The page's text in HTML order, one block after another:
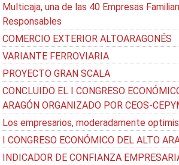
Multicaja, una de las 40 Empresas
Responsables
COMERCIO EXTERIOR ALTOARAGONÉS
VARIANTE FERROVIARIA
PROYECTO GRAN SCALA
CONCLUIDO EL I CONGRESO
ARAGÓN ORGANIZADO POR CEOS-
Los empresarios, moderadamente
I CONGRESO ECONÓMICO DEL ALTO
INDICADOR DE CONFIANZA